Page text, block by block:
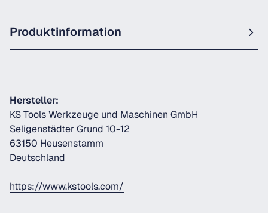
Produktinformation
Hersteller:
KS Tools Werkzeuge und Maschinen GmbH
Seligenstädter Grund 10-12
63150 Heusenstamm
Deutschland
https://www.kstools.com/